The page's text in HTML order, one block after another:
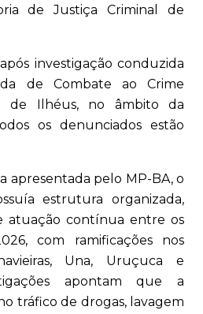
de Justiça Criminal de
investigação conduzida
de Combate ao Crime
de Ilhéus, no âmbito da
os denunciados estão
apresentada pelo MP-BA, o
estrutura organizada,
atuação contínua entre os
com ramificações nos
Una, Uruçuca e
apontam que a
tráfico de drogas, lavagem